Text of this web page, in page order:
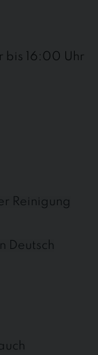
bis 16:00 Uhr
Reinigung
Deutsch